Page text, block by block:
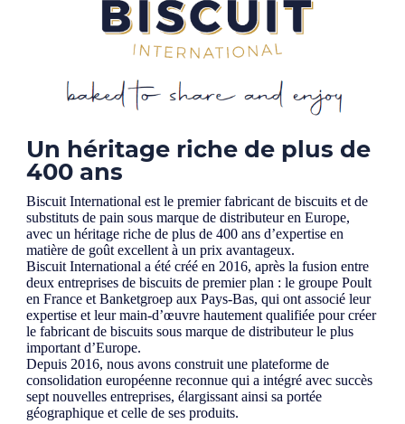
Un héritage riche de plus de
400 ans
Biscuit International est le premier fabricant de biscuits et de
substituts de pain sous marque de distributeur en Europe,
avec un héritage riche de plus de 400 ans d’expertise en
matière de goût excellent à un prix avantageux.
Biscuit International a été créé en 2016, après la fusion entre
deux entreprises de biscuits de premier plan : le groupe Poult
en France et Banketgroep aux Pays-Bas, qui ont associé leur
expertise et leur main-d’œuvre hautement qualifiée pour créer
le fabricant de biscuits sous marque de distributeur le plus
important d’Europe.
Depuis 2016, nous avons construit une plateforme de
consolidation européenne reconnue qui a intégré avec succès
sept nouvelles entreprises, élargissant ainsi sa portée
géographique et celle de ses produits.